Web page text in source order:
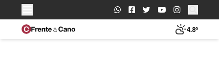
Buscar:
4.8º